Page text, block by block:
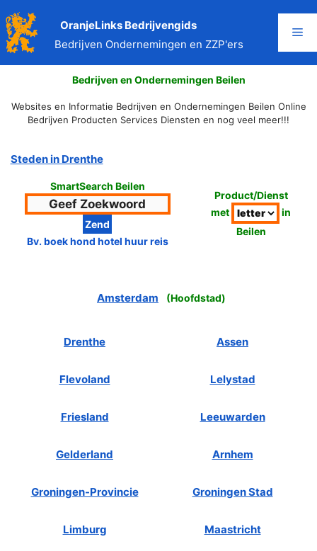
naar
de
inhoud
OranjeLinks Bedrijvengids
Bedrijven Ondernemingen en ZZP'ers
Bedrijven en Ondernemingen Beilen
Websites en Informatie Bedrijven en Ondernemingen Beilen Online
Bedrijven Producten Services Diensten en nog veel meer!!!
Steden in Drenthe
SmartSearch Beilen
Bv. boek hond hotel huur reis
Product/Dienst
met
in
Beilen
Amsterdam (Hoofdstad)
Drenthe Assen
Flevoland Lelystad
Friesland Leeuwarden
Gelderland Arnhem
Groningen-Provincie Groningen Stad
Limburg Maastricht